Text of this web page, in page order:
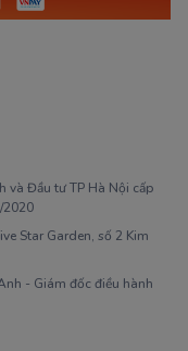
và Đầu tư TP Hà Nội cấp
2020
Star Garden, số 2 Kim
- Giám đốc điều hành